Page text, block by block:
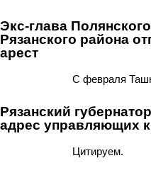
Экс-глава
Рязанского района
арест
С февраля
Рязанский
адрес управляющих
Цитируем.